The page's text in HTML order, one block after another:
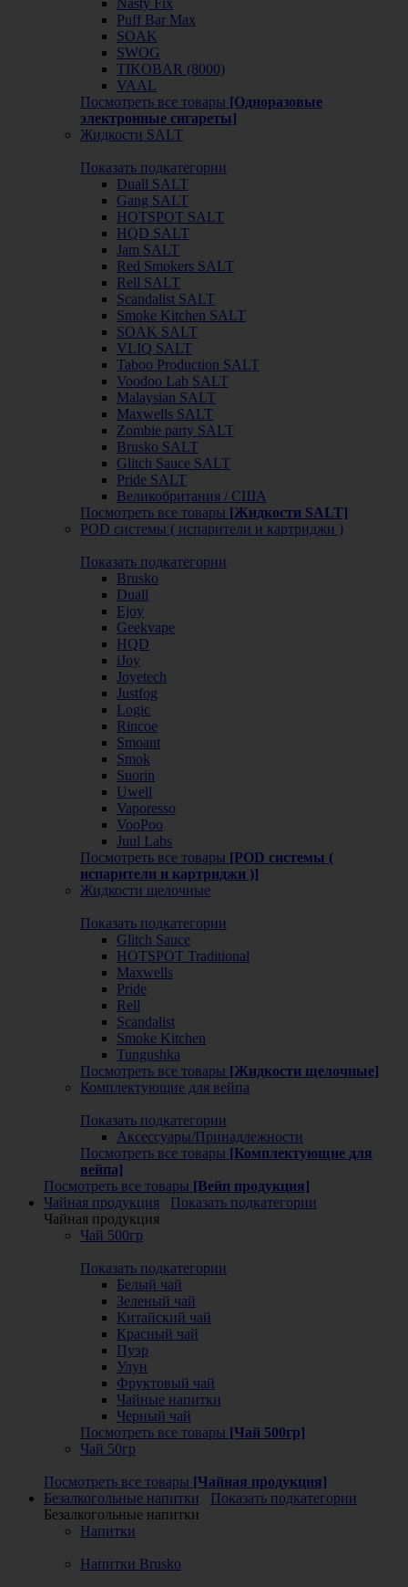
Puff Bar Max
SOAK
SWOG
TIKOBAR (8000)
VAAL
Посмотреть все товары [Одноразовые
электронные сигареты]
Жидкости SALT
Показать подкатегории
Duall SALT
Gang SALT
HOTSPOT SALT
HQD SALT
Jam SALT
Red Smokers SALT
Rell SALT
Scandalist SALT
Smoke Kitchen SALT
SOAK SALT
VLIQ SALT
Taboo Production SALT
Voodoo Lab SALT
Malaysian SALT
Maxwells SALT
Zombie party SALT
Brusko SALT
Glitch Sauce SALT
Pride SALT
Великобритания / США
Посмотреть все товары [Жидкости SALT]
POD системы ( испарители и картриджи )
Показать подкатегории
Brusko
Duall
Ejoy
Geekvape
HQD
iJoy
Joyetech
Justfog
Logic
Rincoe
Smoant
Smok
Suorin
Uwell
Vaporesso
VooPoo
Juul Labs
Посмотреть все товары [POD системы (
испарители и картриджи )]
Жидкости щелочные
Показать подкатегории
Glitch Sauce
HOTSPOT Traditional
Maxwells
Pride
Rell
Scandalist
Smoke Kitchen
Tungushka
Посмотреть все товары [Жидкости щелочные]
Комплектующие для вейпа
Показать подкатегории
Аксессуары/Принадлежности
Посмотреть все товары [Комплектующие для
вейпа]
Посмотреть все товары [Вейп продукция]
Чайная продукция
Показать подкатегории
Чайная продукция
Чай 500гр
Показать подкатегории
Белый чай
Зеленый чай
Китайский чай
Красный чай
Пуэр
Улун
Фруктовый чай
Чайные напитки
Черный чай
Посмотреть все товары [Чай 500гр]
Чай 50гр
Посмотреть все товары [Чайная продукция]
Безалкогольные напитки
Показать подкатегории
Безалкогольные напитки
Напитки
Напитки Brusko